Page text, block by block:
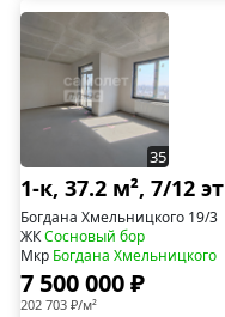
35
1-к, 37.2 м², 7/12 эт
Богдана Хмельницкого 19/3
ЖКСосновый бор
Мкр Богдана Хмельницкого
7 500 000 ₽
202 703 ₽/м²